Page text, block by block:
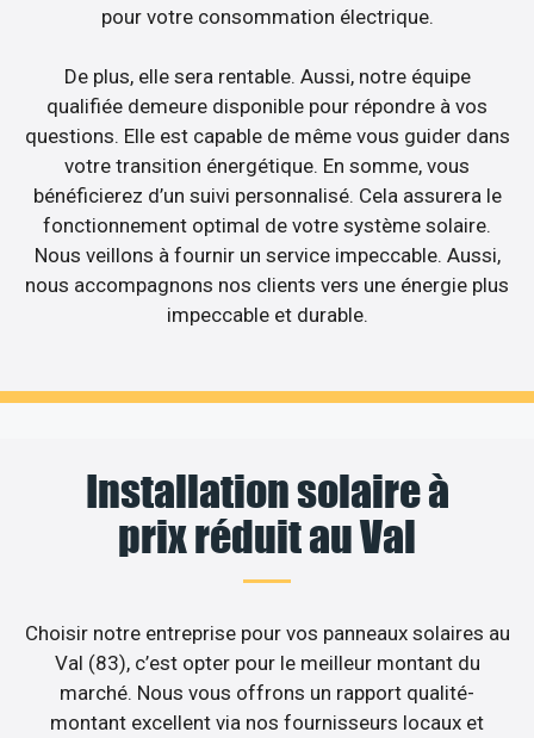
pour votre consommation électrique.
De plus, elle sera rentable. Aussi, notre équipe
qualifiée demeure disponible pour répondre à vos
questions. Elle est capable de même vous guider dans
votre transition énergétique. En somme, vous
bénéficierez d’un suivi personnalisé. Cela assurera le
fonctionnement optimal de votre système solaire.
Nous veillons à fournir un service impeccable. Aussi,
nous accompagnons nos clients vers une énergie plus
impeccable et durable.
Installation solaire à
prix réduit au Val
Choisir notre entreprise pour vos panneaux solaires au
Val (83), c’est opter pour le meilleur montant du
marché. Nous vous offrons un rapport qualité-
montant excellent via nos fournisseurs locaux et